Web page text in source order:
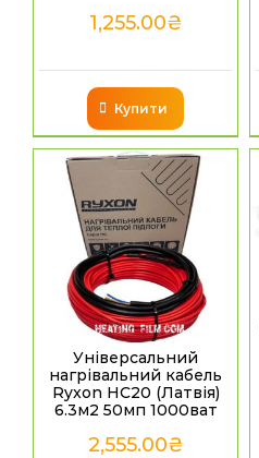
1,255.00₴
Купити
Універсальний
нагрівальний кабель
Ryxon HC20 (Латвія)
6.3м2 50мп 1000ват
2,555.00₴